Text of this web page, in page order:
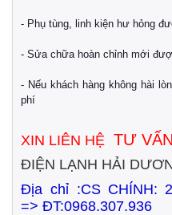
- Phụ tùng, linh kiện hư hỏng
- Sửa chữa hoàn chỉnh mới
- Nếu khách hàng không hài
phí
XIN LIÊN HỆ TƯ
ĐIỆN LẠNH HẢI
Địa chỉ :CS CHÍNH:
=> ĐT:0968.307.936